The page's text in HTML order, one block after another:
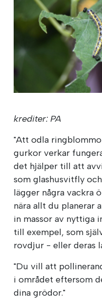
krediter: PA
"Att odla
gurkor verkar
det hjälper till att
som glashusvitfly
lägger några vackra
nära allt du planerar
in massor av nyttiga
till exempel, som
rovdjur - eller deras
"Du vill att
i området eftersom
dina grödor."